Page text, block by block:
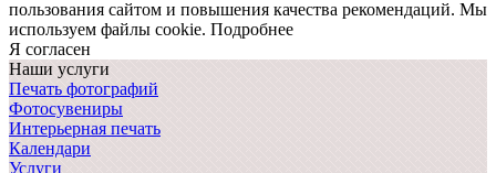
пользования сайтом и повышения качества рекомендаций. Мы
используем файлы cookie. Подробнее
Я согласен
Наши услуги
Печать фотографий
Фотосувениры
Интерьерная печать
Календари
Услуги